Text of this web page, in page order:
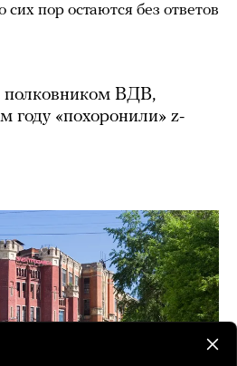
пор остаются без ответов
полковником ВДВ,
году «похоронили» z-